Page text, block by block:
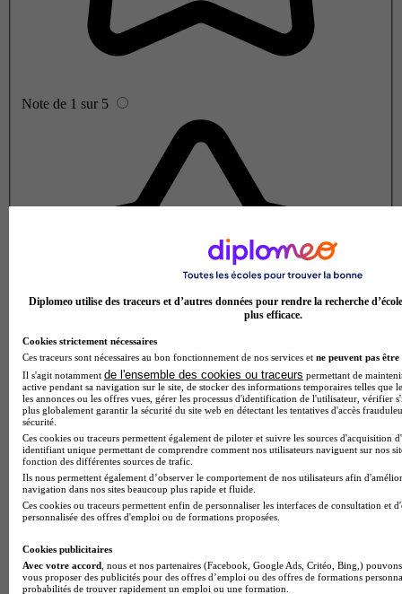
Note de 1 sur 5
Note de 2 sur 5
Diplomeo utilise des traceurs et d’autres données pour rendre la recherche
plus efficace.
Cookies strictement nécessaires
Ces traceurs sont nécessaires au bon fonctionnement de nos services et ne peuvent pas être
Il s'agit notamment de l'ensemble des cookies ou traceurs permettant de
active pendant sa navigation sur le site, de stocker des informations temporaires telles que
les annonces ou les offres vues, gérer les processus d'identification de l'utilisateur, vérifier
plus globalement garantir la sécurité du site web en détectant les tentatives d'accès
sécurité.
Ces cookies ou traceurs permettent également de piloter et suivre les sources d'acquisition
identifiant unique permettant de comprendre comment nos utilisateurs naviguent sur nos
fonction des différentes sources de trafic.
Ils nous permettent également d’observer le comportement de nos utilisateurs afin
navigation dans nos sites beaucoup plus rapide et fluide.
Ces cookies ou traceurs permettent enfin de personnaliser les interfaces de consultation et
personnalisée des offres d'emploi ou de formations proposées.
Cookies publicitaires
Avec votre accord , nous et nos partenaires (Facebook, Google Ads, Critéo, Bing,)
vous proposer des publicités pour des offres d’emploi ou des offres de formations
probabilités de trouver rapidement un emploi ou une formation.